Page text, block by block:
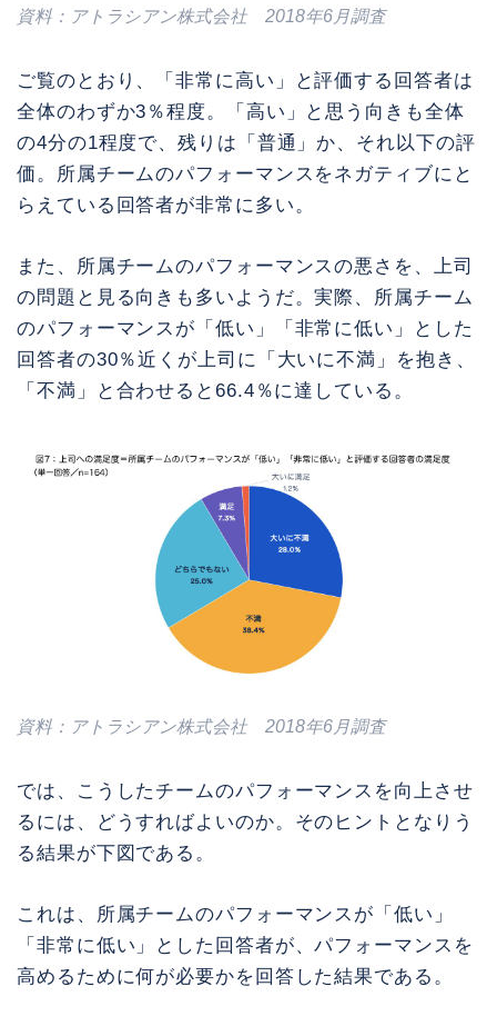
資料：アトラシアン株式会社 2018年6月調査
ご覧のとおり、「非常に高い」と評価する回答者は
全体のわずか3％程度。「高い」と思う向きも全体
の4分の1程度で、残りは「普通」か、それ以下の評
価。所属チームのパフォーマンスをネガティブにと
らえている回答者が非常に多い。
また、所属チームのパフォーマンスの悪さを、上司
の問題と見る向きも多いようだ。実際、所属チーム
のパフォーマンスが「低い」「非常に低い」とした
回答者の30％近くが上司に「大いに不満」を抱き、
「不満」と合わせると66.4％に達している。
資料：アトラシアン株式会社 2018年6月調査
では、こうしたチームのパフォーマンスを向上させ
るには、どうすればよいのか。そのヒントとなりう
る結果が下図である。
これは、所属チームのパフォーマンスが「低い」
「非常に低い」とした回答者が、パフォーマンスを
高めるために何が必要かを回答した結果である。